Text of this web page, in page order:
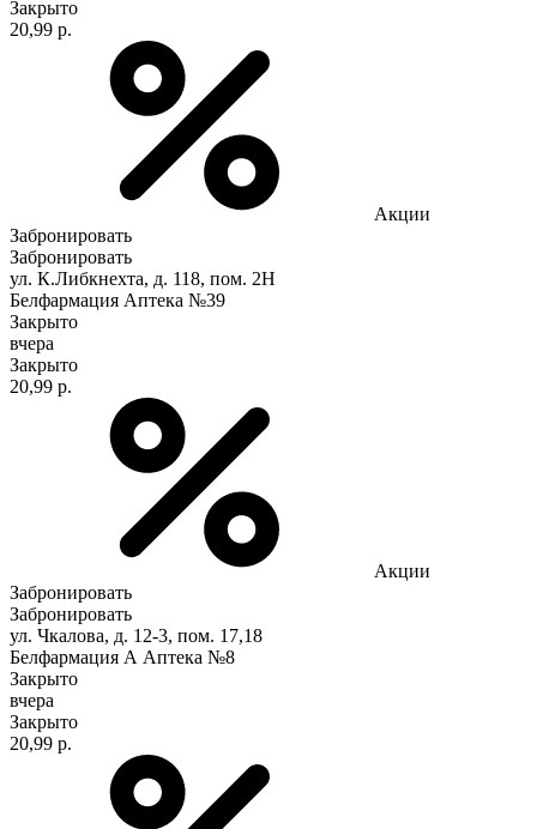
Закрыто
20,99 р.
Акции
Забронировать
Забронировать
ул. К.Либкнехта, д. 118, пом. 2Н
Белфармация Аптека №39
Закрыто
вчера
Закрыто
20,99 р.
Акции
Забронировать
Забронировать
ул. Чкалова, д. 12-3, пом. 17,18
Белфармация А Аптека №8
Закрыто
вчера
Закрыто
20,99 р.